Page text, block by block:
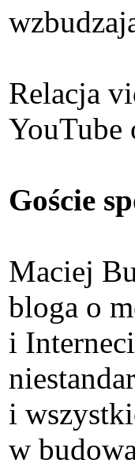
Relacja
YouTube
Goście
Maciej
bloga o
i
i
w